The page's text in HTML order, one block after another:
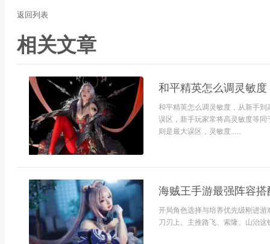
返回列表
相关文章
和平精英怎么调灵敏度
和平精英怎么调灵敏度，从新手
误区，新手玩家常将高灵敏度等
则是最大误区，灵敏度......
海贼王手游最强阵容
开局角色选择与培养优先级刚进
刀刃上。主推路飞、索隆、山治